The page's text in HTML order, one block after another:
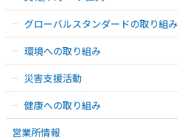
グローバルスタンダードの取り組み
環境への取り組み
災害支援活動
健康への取り組み
営業所情報